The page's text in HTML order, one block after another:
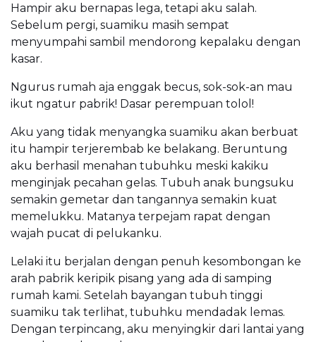
Hampir aku bernapas lega, tetapi aku salah.
Sebelum pergi, suamiku masih sempat
menyumpahi sambil mendorong kepalaku dengan
kasar.
Ngurus rumah aja enggak becus, sok-sok-an mau
ikut ngatur pabrik! Dasar perempuan tolol!
Aku yang tidak menyangka suamiku akan berbuat
itu hampir terjerembab ke belakang. Beruntung
aku berhasil menahan tubuhku meski kakiku
menginjak pecahan gelas. Tubuh anak bungsuku
semakin gemetar dan tangannya semakin kuat
memelukku. Matanya terpejam rapat dengan
wajah pucat di pelukanku.
Lelaki itu berjalan dengan penuh kesombongan ke
arah pabrik keripik pisang yang ada di samping
rumah kami. Setelah bayangan tubuh tinggi
suamiku tak terlihat, tubuhku mendadak lemas.
Dengan terpincang, aku menyingkir dari lantai yang